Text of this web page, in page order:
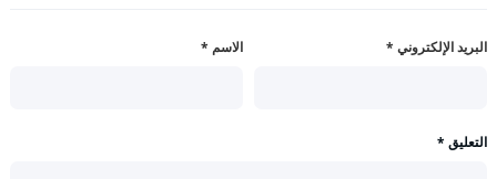
الاسم * البريد الإلكتروني *
التعليق *